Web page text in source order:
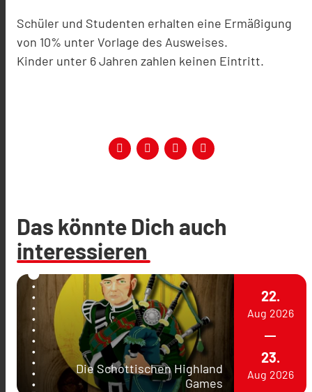
Schüler und Studenten erhalten eine Ermäßigung
von 10% unter Vorlage des Ausweises.
Kinder unter 6 Jahren zahlen keinen Eintritt.
Das könnte Dich auch
interessieren
Die Schottischen Highland
Games
22.
Aug 2026
23.
Aug 2026